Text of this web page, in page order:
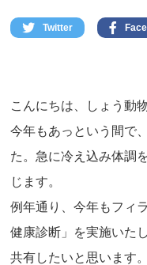
Twitter
こんにちは、しょう動
今年もあっという間で
た。急に冷え込み体調
じます。
例年通り、今年もフィ
健康診断」を実施いた
共有したいと思います。